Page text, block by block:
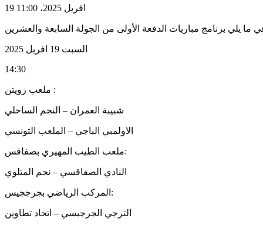
19 افريل 2025، 11:00
السبت 19 افريل 2025
14:30
ملعب زويتن :
شبيبة العمران – النجم الساحلي
الاولمبي الباجي – الملعب التونسي
ملعب الطيب المهيري بصفاقس:
النادي الصفاقسي – نجم المتلوي
المركب الرياضي بجرججيس:
الترجي الجرجيسي – اتحاد تطاوين